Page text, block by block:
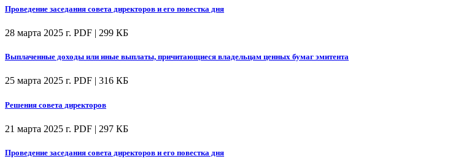
Проведение заседания совета директоров и его повестка дня
28 марта 2025 г. PDF | 299 КБ
Выплаченные доходы или иные выплаты, причитающиеся владельцам ценных бумаг эмитента
25 марта 2025 г. PDF | 316 КБ
Решения совета директоров
21 марта 2025 г. PDF | 297 КБ
Проведение заседания совета директоров и его повестка дня